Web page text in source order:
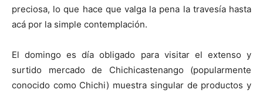
preciosa, lo que hace que valga la pena la travesía hasta
acá por la simple contemplación.
El domingo es día obligado para visitar el extenso y
surtido mercado de Chichicastenango (popularmente
conocido como Chichi) muestra singular de productos y